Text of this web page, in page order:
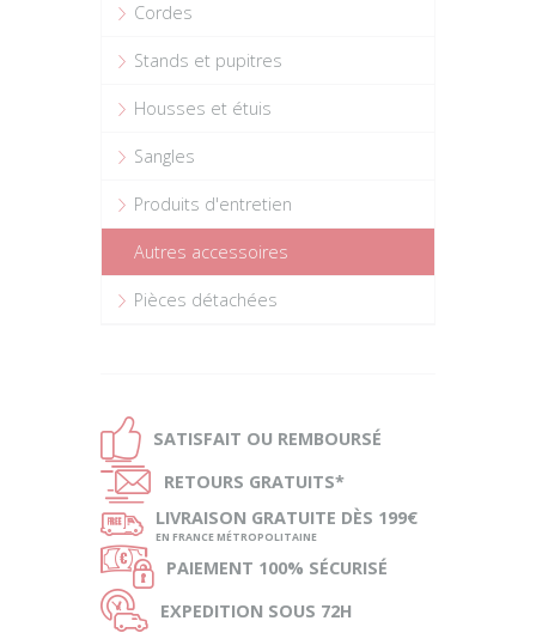
Cordes
Stands et pupitres
Housses et étuis
Sangles
Produits d'entretien
Autres accessoires
Pièces détachées
Ð SATISFAIT OU REMBOURSÉ
Ñ RETOURS GRATUITS*
ø LIVRAISON GRATUITE DÈS 199€
EN FRANCE MÉTROPOLITAINE
Ø PAIEMENT 100% SÉCURISÉ
Ù EXPEDITION SOUS 72H